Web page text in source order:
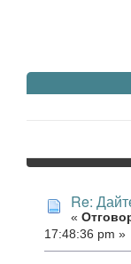
Re:
«
17:48:36 pm »